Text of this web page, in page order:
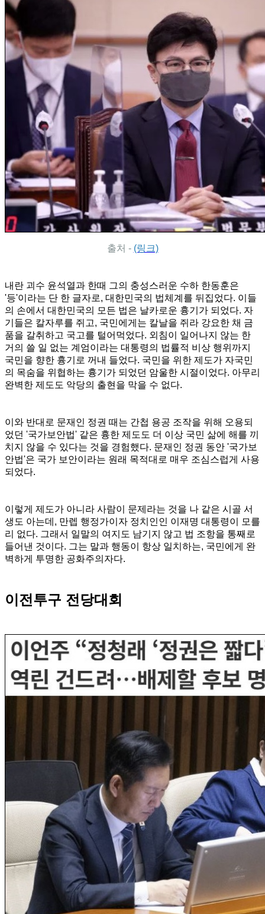
출처 - (링크)
내란 괴수 윤석열과 한때 그의 충성스러운 수하 한동훈은
'등'이라는 단 한 글자로, 대한민국의 법체계를 뒤집었다. 이들
의 손에서 대한민국의 모든 법은 날카로운 흉기가 되었다. 자
기들은 칼자루를 쥐고, 국민에게는 칼날을 쥐라 강요한 채 금
품을 갈취하고 국고를 털어먹었다. 외침이 일어나지 않는 한
거의 쓸 일 없는 계엄이라는 대통령의 법률적 비상 행위까지
국민을 향한 흉기로 꺼내 들었다. 국민을 위한 제도가 자국민
의 목숨을 위협하는 흉기가 되었던 암울한 시절이었다. 아무리
완벽한 제도도 악당의 출현을 막을 수 없다.
이와 반대로 문재인 정권 때는 간첩 용공 조작을 위해 오용되
었던 '국가보안법' 같은 흉한 제도도 더 이상 국민 삶에 해를 끼
치지 않을 수 있다는 것을 경험했다. 문재인 정권 동안 '국가보
안법'은 국가 보안이라는 원래 목적대로 매우 조심스럽게 사용
되었다.
이렇게 제도가 아니라 사람이 문제라는 것을 나 같은 시골 서
생도 아는데, 만렙 행정가이자 정치인인 이재명 대통령이 모를
리 없다. 그래서 일말의 여지도 남기지 않고 법 조항을 통째로
들어낸 것이다. 그는 말과 행동이 항상 일치하는, 국민에게 완
벽하게 투명한 공화주의자다.
이전투구 전당대회